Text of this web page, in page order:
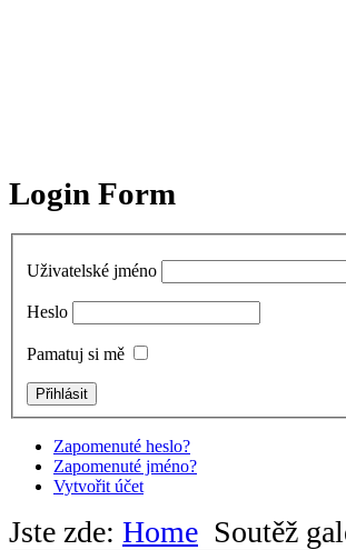
Login Form
Uživatelské jméno
Heslo
Pamatuj si mě
Zapomenuté heslo?
Zapomenuté jméno?
Vytvořit účet
Jste zde: Home Soutěž